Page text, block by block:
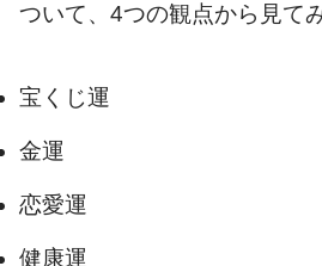
ついて、4つの観点から見て
宝くじ運
金運
恋愛運
健康運